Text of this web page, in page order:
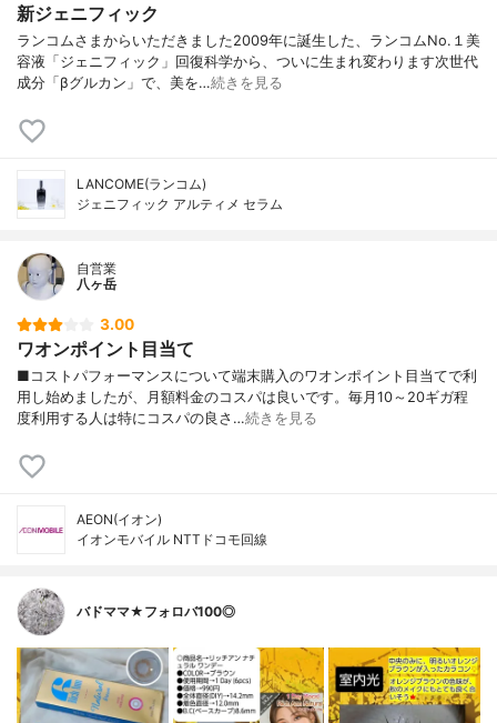
新ジェニフィック
ランコムさまからいただきました2009年に誕生した、ランコムNo.１美
容液「ジェニフィック」回復科学から、ついに生まれ変わります次世代
成分「βグルカン」で、美を…続きを見る
LANCOME(ランコム)
ジェニフィック アルティメ セラム
自営業
八ヶ岳
3.00
ワオンポイント目当て
■コストパフォーマンスについて端末購入のワオンポイント目当てで利
用し始めましたが、月額料金のコスパは良いです。毎月10～20ギガ程
度利用する人は特にコスパの良さ…続きを見る
AEON(イオン)
イオンモバイル NTTドコモ回線
バドママ★フォロバ100◎